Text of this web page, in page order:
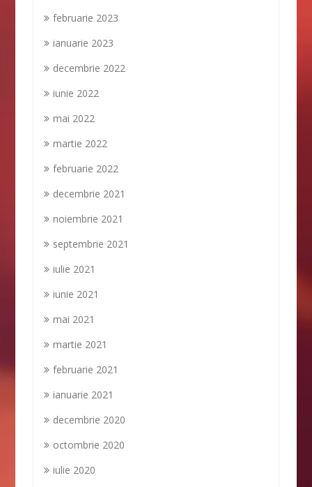
februarie 2023
ianuarie 2023
decembrie 2022
iunie 2022
mai 2022
martie 2022
februarie 2022
decembrie 2021
noiembrie 2021
septembrie 2021
iulie 2021
iunie 2021
mai 2021
martie 2021
februarie 2021
ianuarie 2021
decembrie 2020
octombrie 2020
iulie 2020